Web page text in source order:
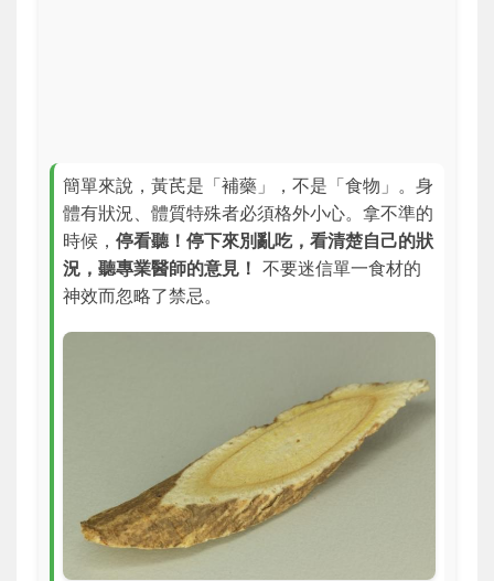
簡單來說，黃芪是「補藥」，不是「食物」。身
體有狀況、體質特殊者必須格外小心。拿不準的
時候， 停看聽！停下來別亂吃，看清楚自己的狀
況，聽專業醫師的意見！ 不要迷信單一食材的
神效而忽略了禁忌。